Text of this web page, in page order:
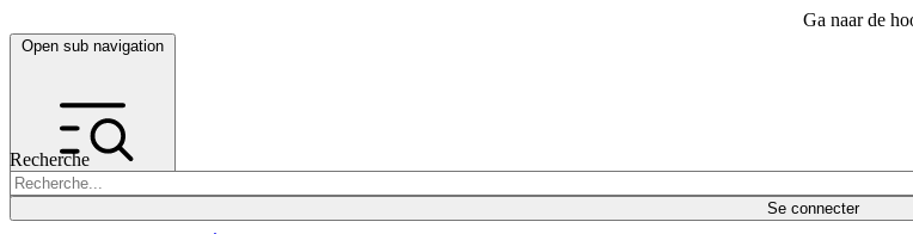
Ga naar de
Open sub navigation
Recherche
Se connecter